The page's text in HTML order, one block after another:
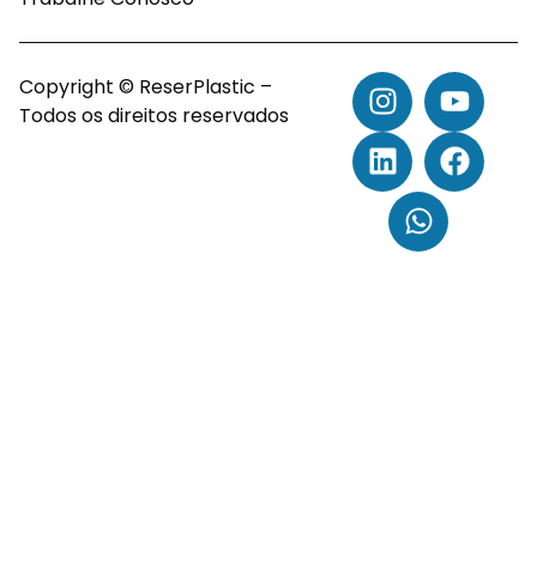
Copyright © ReserPlastic –
Todos os direitos reservados